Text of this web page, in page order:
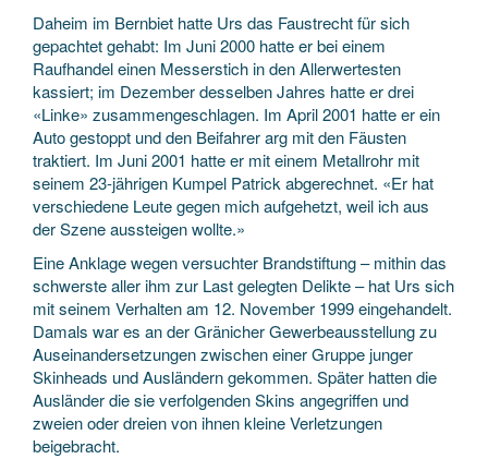
Daheim im Bernbiet hatte Urs das Faustrecht für sich
gepachtet gehabt: Im Juni 2000 hatte er bei einem
Raufhandel einen Messerstich in den Allerwertesten
kassiert; im Dezember desselben Jahres hatte er drei
«Linke» zusammengeschlagen. Im April 2001 hatte er ein
Auto gestoppt und den Beifahrer arg mit den Fäusten
traktiert. Im Juni 2001 hatte er mit einem Metallrohr mit
seinem 23-jährigen Kumpel Patrick abgerechnet. «Er hat
verschiedene Leute gegen mich aufgehetzt, weil ich aus
der Szene aussteigen wollte.»
Eine Anklage wegen versuchter Brandstiftung – mithin das
schwerste aller ihm zur Last gelegten Delikte – hat Urs sich
mit seinem Verhalten am 12. November 1999 eingehandelt.
Damals war es an der Gränicher Gewerbeausstellung zu
Auseinandersetzungen zwischen einer Gruppe junger
Skinheads und Ausländern gekommen. Später hatten die
Ausländer die sie verfolgenden Skins angegriffen und
zweien oder dreien von ihnen kleine Verletzungen
beigebracht.